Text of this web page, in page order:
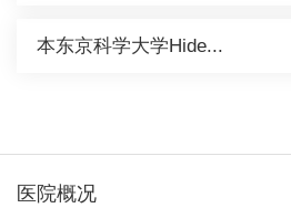
本东京科学大学Hide...
医院概况